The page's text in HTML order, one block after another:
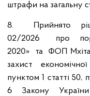
штрафи на загальну
8. Прийнято
02/2026 про
2020» та ФОП
захист
пунктом 1 статті 50,
6 Закону